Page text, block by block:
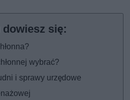
wybrać?
i sprawy urzędowe